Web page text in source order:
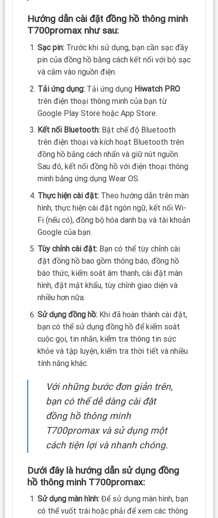
Hướng dẫn cài đặt đồng hồ thông minh
T700promax như sau:
Sạc pin:Trước khi sử dụng, bạn cần sạc đầy
pin của đồng hồ bằng cách kết nối với bộ sạc
và cắm vào nguồn điện.
Tải ứng dụng:Tải ứng dụng Hiwatch PRO
trên điện thoại thông minh của bạn từ
Google Play Store hoặc App Store.
Kết nối Bluetooth:Bật chế độ Bluetooth
trên điện thoại và kích hoạt Bluetooth trên
đồng hồ bằng cách nhấn và giữ nút nguồn.
Sau đó, kết nối đồng hồ với điện thoại thông
minh bằng ứng dụng Wear OS.
Thực hiện cài đặt:Theo hướng dẫn trên màn
hình, thực hiện cài đặt ngôn ngữ, kết nối Wi-
Fi (nếu có), đồng bộ hóa danh bạ và tài khoản
Google của bạn.
Tùy chỉnh cài đặt:Bạn có thể tùy chỉnh cài
đặt đồng hồ bao gồm thông báo, đồng hồ
báo thức, kiểm soát âm thanh, cài đặt màn
hình, đặt mật khẩu, tùy chỉnh giao diện và
nhiều hơn nữa.
Sử dụng đồng hồ:Khi đã hoàn thành cài đặt,
bạn có thể sử dụng đồng hồ để kiểm soát
cuộc gọi, tin nhắn, kiểm tra thông tin sức
khỏe và tập luyện, kiểm tra thời tiết và nhiều
tính năng khác.
Với những bước đơn giản trên,
bạn có thể dễ dàng cài đặt
đồng hồ thông minh
T700promax và sử dụng một
cách tiện lợi và nhanh chóng.
Dưới đây là hướng dẫn sử dụng đồng
hồ thông minh T700promax:
Sử dụng màn hình:Để sử dụng màn hình, bạn
có thể vuốt trái hoặc phải để xem các thông